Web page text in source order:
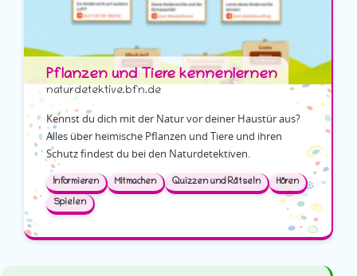
Pflanzen und Tiere kennenlernen
naturdetektive.bfn.de
Kennst du dich mit der Natur vor deiner Haustür aus?
Alles über heimische Pflanzen und Tiere und ihren
Schutz findest du bei den Naturdetektiven.
Informieren Mitmachen Quizzen und Rätseln Hören
Spielen